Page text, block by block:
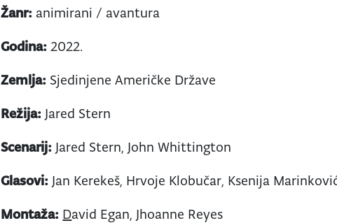
Žanr: animirani / avantura
Godina: 2022.
Zemlja: Sjedinjene Američke Države
Režija: Jared Stern
Scenarij: Jared Stern, John Whittington
Glasovi: Jan Kerekeš, Hrvoje Klobučar, Ksenija
Montaža: David Egan, Jhoanne Reyes